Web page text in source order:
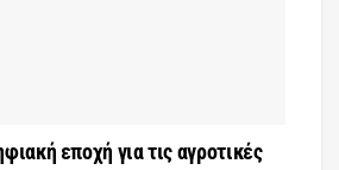
εποχή για τις αγροτικές